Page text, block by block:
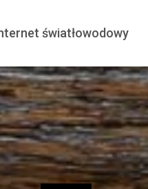
światłowodowy